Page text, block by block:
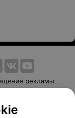
рекламы
оплаты